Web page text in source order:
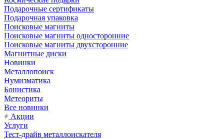
Подарочные сертификаты
Подарочная упаковка
Поисковые магниты
Поисковые магниты односторонние
Поисковые магниты двухсторонние
Магнитные диски
Новинки
Металлопоиск
Нумизматика
Бонистика
Метеориты
Все новинки
Акции
Услуги
Тест-драйв металлоискателя